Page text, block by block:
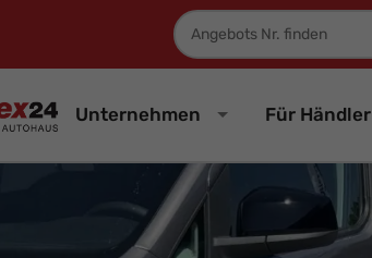
Fahrzeugnummer
Unternehmen Für Händler